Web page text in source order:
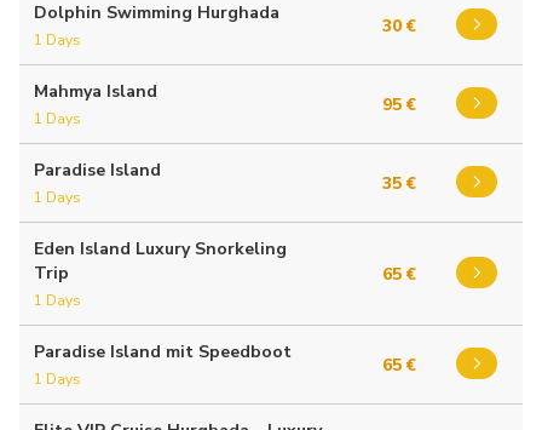
Dolphin Swimming Hurghada
1 Days
30 €
Mahmya Island
1 Days
95 €
Paradise Island
1 Days
35 €
Eden Island Luxury Snorkeling
Trip
1 Days
65 €
Paradise Island mit Speedboot
1 Days
65 €